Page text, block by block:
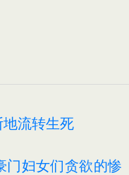
流转生死
门妇女们贪欲的惨